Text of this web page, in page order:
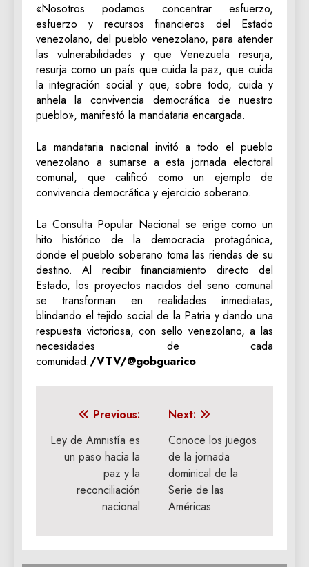
«Nosotros podamos concentrar esfuerzo,
esfuerzo y recursos financieros del Estado
venezolano, del pueblo venezolano, para atender
las vulnerabilidades y que Venezuela resurja,
resurja como un país que cuida la paz, que cuida
la integración social y que, sobre todo, cuida y
anhela la convivencia democrática de nuestro
pueblo», manifestó la mandataria encargada.
La mandataria nacional invitó a todo el pueblo
venezolano a sumarse a esta jornada electoral
comunal, que calificó como un ejemplo de
convivencia democrática y ejercicio soberano.
La Consulta Popular Nacional se erige como un
hito histórico de la democracia protagónica,
donde el pueblo soberano toma las riendas de su
destino. Al recibir financiamiento directo del
Estado, los proyectos nacidos del seno comunal
se transforman en realidades inmediatas,
blindando el tejido social de la Patria y dando una
respuesta victoriosa, con sello venezolano, a las
necesidades de cada
comunidad./VTV/@gobguarico
Navegación
de
entradas
Previous:
Ley de Amnistía es
un paso hacia la
paz y la
reconciliación
nacional
Next:
Conoce los juegos
de la jornada
dominical de la
Serie de las
Américas